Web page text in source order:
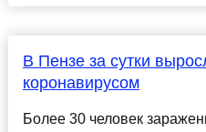
В Пензе за сутки
коронавирусом
Более 30 человек